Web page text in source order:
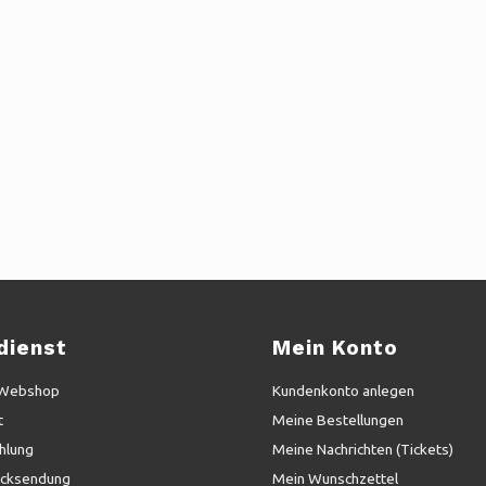
Mein Konto
Kundenkonto anlegen
Meine Bestellungen
Meine Nachrichten (Tickets)
Mein Wunschzettel